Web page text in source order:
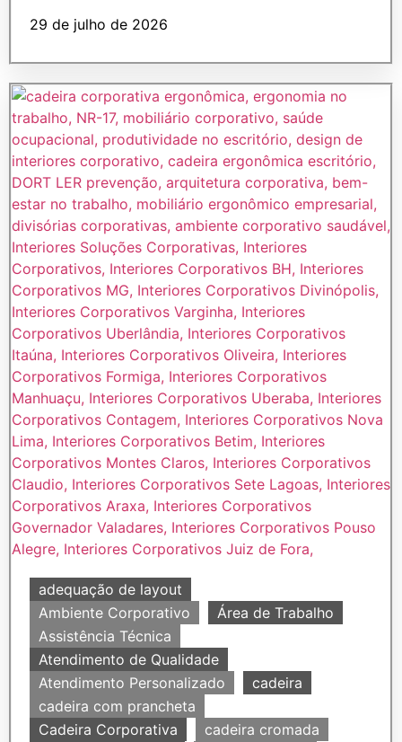
29 de julho de 2026
adequação de layout
Ambiente Corporativo
Área de Trabalho
Assistência Técnica
Atendimento de Qualidade
Atendimento Personalizado
cadeira
cadeira com prancheta
Cadeira Corporativa
cadeira cromada